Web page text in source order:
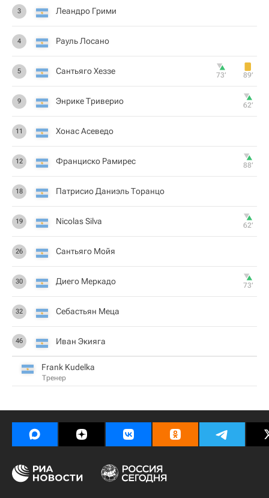
3 Леандро Грими
4 Рауль Лосано
5 Сантьяго Хеззе 73‎’‎ 89‎’‎
9 Энрике Триверио 62‎’‎
11 Хонас Асеведо
12 Франциско Рамирес 88‎’‎
18 Патрисио Даниэль Торанцо
19 Nicolas Silva 62‎’‎
26 Сантьяго Мойя
30 Диего Меркадо 73‎’‎
32 Себастьян Меца
46 Иван Экияга
Frank Kudelka
Тренер